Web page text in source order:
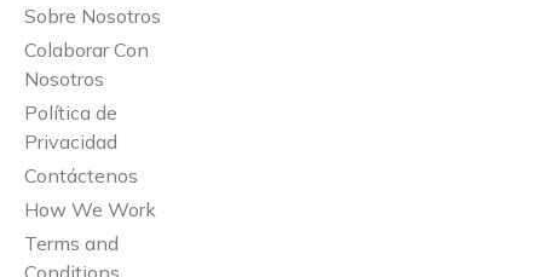
Sobre Nosotros
Colaborar Con
Nosotros
Política de
Privacidad
Contáctenos
How We Work
Terms and